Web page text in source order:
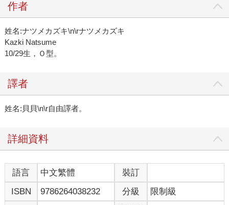
作者
姓名:ナツメカズキ\n\rナツメカズキ
Kazki Natsume
10/29生，Ｏ型。
譯者
姓名:貝貝\n\r自由譯者。
詳細資料
語言 中文繁體
裝訂
ISBN
9786264038232 分級 限制級